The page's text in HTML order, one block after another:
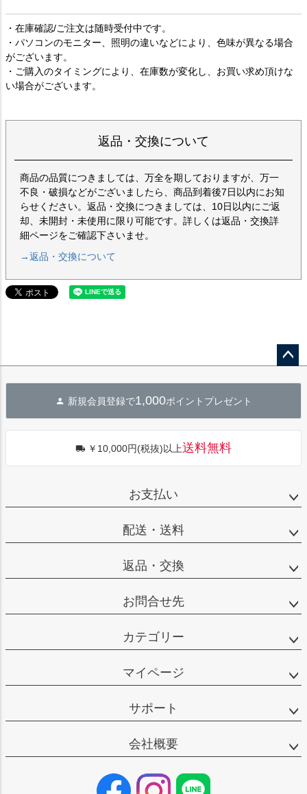
・在庫確認/ご注文は随時受付中です。
・パソコンのモニター、照明の違いなどにより、色味が異なる場合
がございます。
・ご購入のタイミングにより、在庫数が変化し、お買い求め頂けな
い場合がございます。
返品・交換について
商品の品質につきましては、万全を期しておりますが、万一
不良・破損などがございましたら、商品到着後7日以内にお知
らせください。返品・交換につきましては、10日以内にご返
却、未開封・未使用に限り可能です。詳しくは返品・交換詳
細ページをご確認下さいませ。
→返品・交換について
へ
新規会員登録で1,000ポイントプレゼント
￥10,000円(税抜)以上送料無料
お支払い
配送・送料
返品・交換
お問合せ先
カテゴリー
マイページ
サポート
会社概要